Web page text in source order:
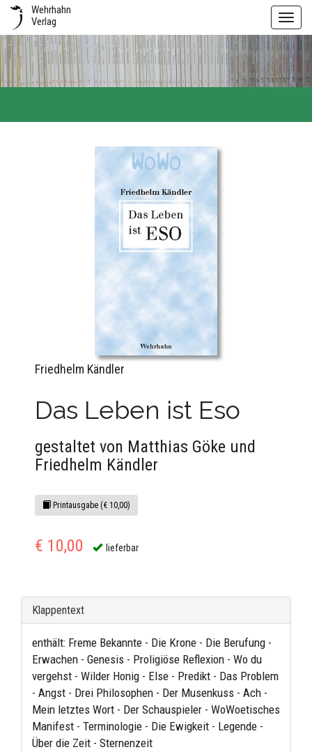
Wehrhahn
Verlag
Friedhelm Kändler
Das Leben ist Eso
gestaltet von Matthias Göke und
Friedhelm Kändler
Printausgabe (€ 10,00)
€ 10,00 lieferbar
Klappentext
enthält: Freme Bekannte - Die Krone - Die Berufung -
Erwachen - Genesis - Proligiöse Reflexion - Wo du
vergehst - Wilder Honig - Else - Predikt - Das Problem
- Angst - Drei Philosophen - Der Musenkuss - Ach -
Mein letztes Wort - Der Schauspieler - WoWoetisches
Manifest - Terminologie - Die Ewigkeit - Legende -
Über die Zeit - Sternenzeit